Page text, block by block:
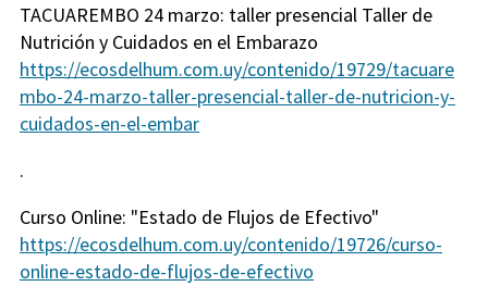
TACUAREMBO 24 marzo: taller presencial Taller de
Nutrición y Cuidados en el Embarazo
https://ecosdelhum.com.uy/contenido/19729/tacuare
mbo-24-marzo-taller-presencial-taller-de-nutricion-y-
cuidados-en-el-embar
.
Curso Online: "Estado de Flujos de Efectivo"
https://ecosdelhum.com.uy/contenido/19726/curso-
online-estado-de-flujos-de-efectivo